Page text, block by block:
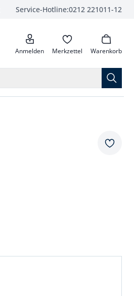
Service-Hotline:0212 221011-12
anrufen
Anmelden Merkzettel Warenkorb